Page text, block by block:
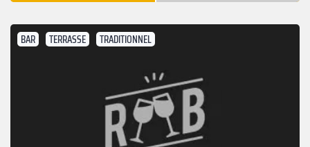
BAR TERRASSE TRADITIONNEL